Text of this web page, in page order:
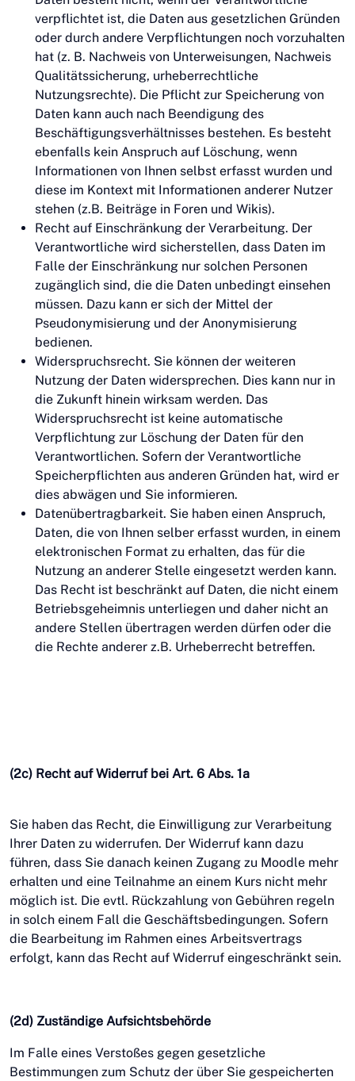
verpflichtet ist, die Daten aus gesetzlichen Gründen
oder durch andere Verpflichtungen noch vorzuhalten
hat (z. B. Nachweis von Unterweisungen, Nachweis
Qualitätssicherung, urheberrechtliche
Nutzungsrechte). Die Pflicht zur Speicherung von
Daten kann auch nach Beendigung des
Beschäftigungsverhältnisses bestehen. Es besteht
ebenfalls kein Anspruch auf Löschung, wenn
Informationen von Ihnen selbst erfasst wurden und
diese im Kontext mit Informationen anderer Nutzer
stehen (z.B. Beiträge in Foren und Wikis).
Recht auf Einschränkung der Verarbeitung. Der
Verantwortliche wird sicherstellen, dass Daten im
Falle der Einschränkung nur solchen Personen
zugänglich sind, die die Daten unbedingt einsehen
müssen. Dazu kann er sich der Mittel der
Pseudonymisierung und der Anonymisierung
bedienen.
Widerspruchsrecht. Sie können der weiteren
Nutzung der Daten widersprechen. Dies kann nur in
die Zukunft hinein wirksam werden. Das
Widerspruchsrecht ist keine automatische
Verpflichtung zur Löschung der Daten für den
Verantwortlichen. Sofern der Verantwortliche
Speicherpflichten aus anderen Gründen hat, wird er
dies abwägen und Sie informieren.
Datenübertragbarkeit. Sie haben einen Anspruch,
Daten, die von Ihnen selber erfasst wurden, in einem
elektronischen Format zu erhalten, das für die
Nutzung an anderer Stelle eingesetzt werden kann.
Das Recht ist beschränkt auf Daten, die nicht einem
Betriebsgeheimnis unterliegen und daher nicht an
andere Stellen übertragen werden dürfen oder die
die Rechte anderer z.B. Urheberrecht betreffen.
(2c) Recht auf Widerruf bei Art. 6 Abs. 1a
Sie haben das Recht, die Einwilligung zur Verarbeitung
Ihrer Daten zu widerrufen. Der Widerruf kann dazu
führen, dass Sie danach keinen Zugang zu Moodle mehr
erhalten und eine Teilnahme an einem Kurs nicht mehr
möglich ist. Die evtl. Rückzahlung von Gebühren regeln
in solch einem Fall die Geschäftsbedingungen. Sofern
die Bearbeitung im Rahmen eines Arbeitsvertrags
erfolgt, kann das Recht auf Widerruf eingeschränkt sein.
(2d) Zuständige Aufsichtsbehörde
Im Falle eines Verstoßes gegen gesetzliche
Bestimmungen zum Schutz der über Sie gespeicherten